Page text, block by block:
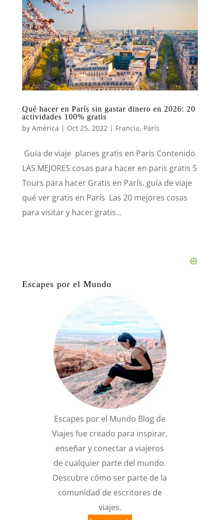
Qué hacer en París sin gastar dinero en 2026: 20
actividades 100% gratis
by América | Oct 25, 2022| Francia, París
Guía de viaje planes gratis en París Contenido
LAS MEJORES cosas para hacer en paris gratis 5
Tours para hacer Gratis en París. guía de viaje
qué ver gratis en París Las 20 mejores cosas
para visitar y hacer gratis...
Escapes por el Mundo
Escapes por el Mundo Blog de
Viajes fue creado para inspirar,
enseñar y conectar a viajeros
de cualquier parte del mundo.
Descubre cómo ser parte de la
comunidad de escritores de
viajes.